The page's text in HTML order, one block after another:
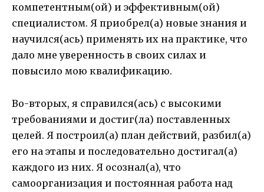
компетентным(ой) и эффективным(ой)
специалистом. Я приобрел(а) новые знания и
научился(ась) применять их на практике, что
дало мне уверенность в своих силах и
повысило мою квалификацию.
Во-вторых, я справился(ась) с высокими
требованиями и достиг(ла) поставленных
целей. Я построил(а) план действий, разбил(а)
его на этапы и последовательно достигал(а)
каждого из них. Я осознал(а), что
самоорганизация и постоянная работа над